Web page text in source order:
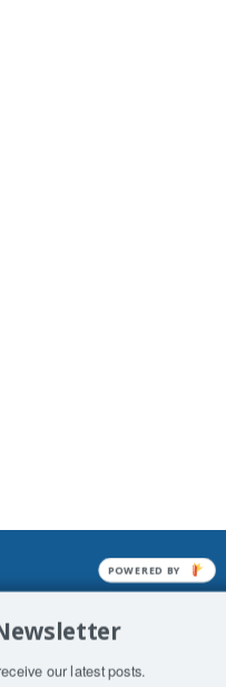
It may
absolute
our latest posts.
POWERED BY